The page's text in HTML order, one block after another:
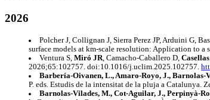
2026
Polcher J, Collignan J, Sierra Perez JP, Arduini G,
surface models at km-scale resolution: Application to
Ventura S, Miró JR, Camacho-Caballero D,
2026;65:102757. doi:10.1016/j.uclim.2025.102757.
Barbería-Oivanen, L., Amaro-Royo, J., Barnolas-
P. eds. Estudis de la intensitat de la pluja a Catalunya.
Barnolas-Vilades, M., Cot-Aguilar, J., Perpinyà-